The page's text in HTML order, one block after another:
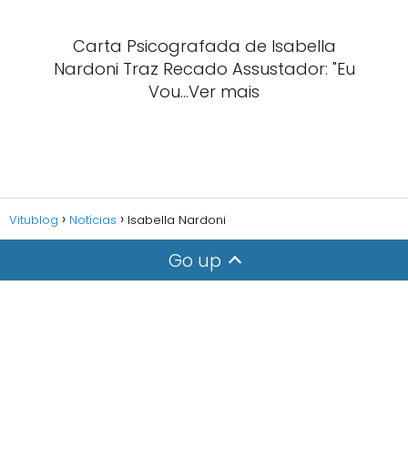
Carta Psicografada de Isabella
Nardoni Traz Recado Assustador: "Eu
Vou…Ver mais
Vitublog Notícias Isabella Nardoni
Go up